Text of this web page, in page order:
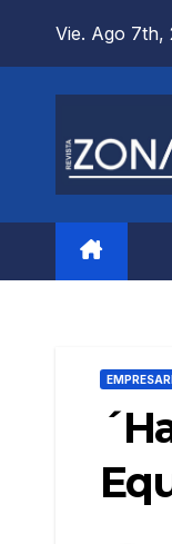
Vie. Ago 7th,